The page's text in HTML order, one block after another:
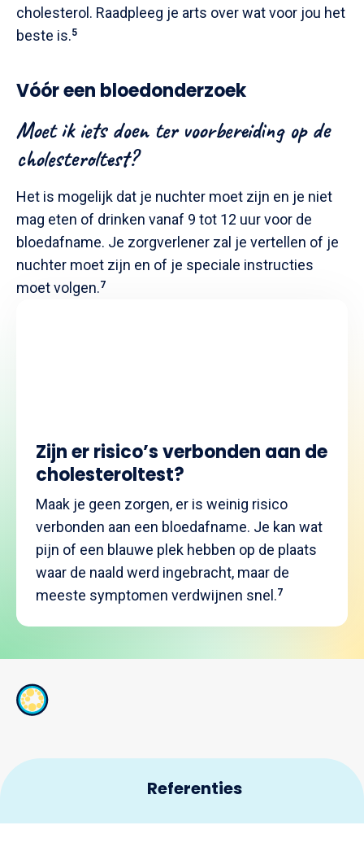
cholesterol. Raadpleeg je arts over wat voor jou het
beste is.5
Vóór een bloedonderzoek
Moet ik iets doen ter voorbereiding op de
cholesteroltest?
Het is mogelijk dat je nuchter moet zijn en je niet
mag eten of drinken vanaf 9 tot 12 uur voor de
bloedafname. Je zorgverlener zal je vertellen of je
nuchter moet zijn en of je speciale instructies
moet volgen.7
Zijn er risico’s verbonden aan de
cholesteroltest?
Maak je geen zorgen, er is weinig risico
verbonden aan een bloedafname. Je kan wat
pijn of een blauwe plek hebben op de plaats
waar de naald werd ingebracht, maar de
meeste symptomen verdwijnen snel.7
Referenties